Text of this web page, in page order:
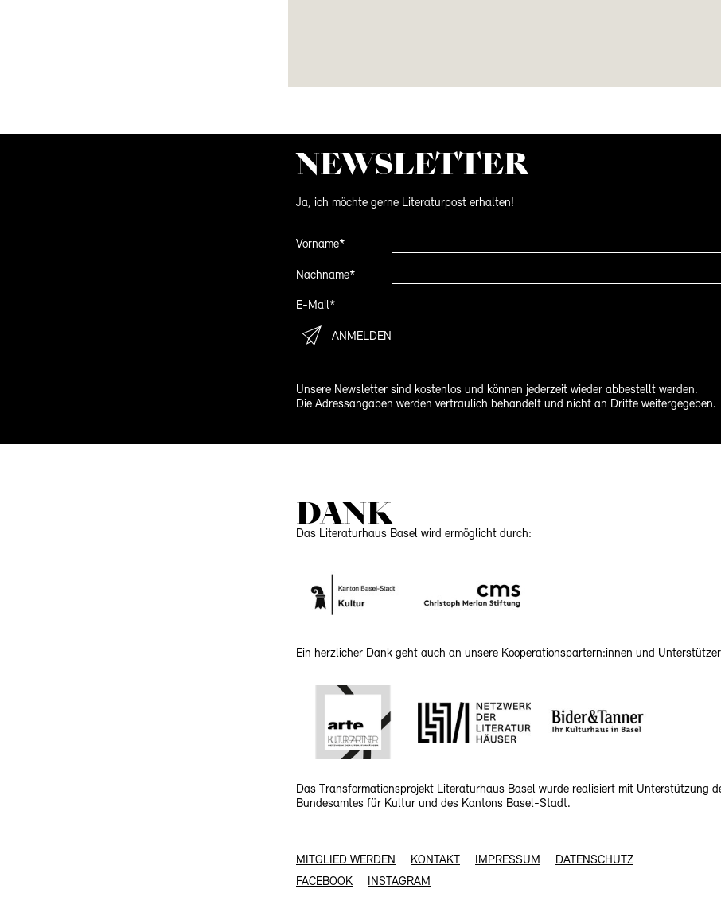
NEWS­LETTER
Ja, ich möchte gerne Literaturpost erhalten!
Vorname*
Nachname*
E-Mail*
ANMELDEN
Unsere Newsletter sind kostenlos und können jederzeit wieder abbestellt werden.
Die Adressangaben werden vertraulich behandelt und nicht an Dritte weitergegeben.
DANK
Das Literaturhaus Basel wird ermöglicht durch:
Ein herzlicher Dank geht auch an unsere Kooperationspartern:innen und
Das Transformationsprojekt Literaturhaus Basel wurde realisiert mit Unterstützung
Bundesamtes für Kultur und des Kantons Basel-Stadt.
MITGLIED WERDEN KONTAKT IMPRESSUM
DATENSCHUTZ
FACEBOOK
INSTAGRAM